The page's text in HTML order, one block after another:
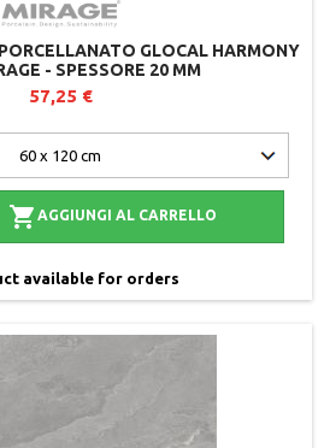
GLOCAL HARMONY
- SPESSORE 20 MM
57,25 €
 AGGIUNGI AL CARRELLO
available for orders